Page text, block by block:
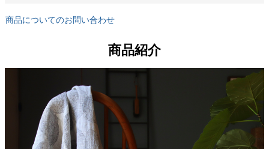
商品についてのお問い合わせ
商品紹介